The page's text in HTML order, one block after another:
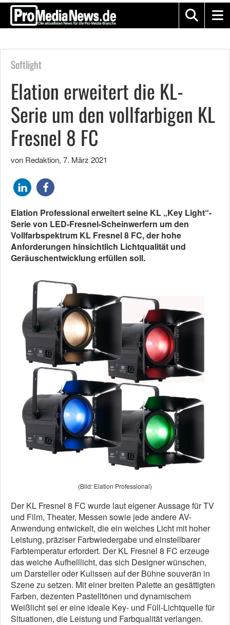
Softlight
Elation erweitert die KL-
Serie um den vollfarbigen KL
Fresnel 8 FC
von Redaktion, 7. März 2021
Elation Professional erweitert seine KL „Key Light“-
Serie von LED-Fresnel-Scheinwerfern um den
Vollfarbspektrum KL Fresnel 8 FC, der hohe
Anforderungen hinsichtlich Lichtqualität und
Geräuschentwicklung erfüllen soll.
(Bild: Elation Professional)
Der KL Fresnel 8 FC wurde laut eigener Aussage für TV
und Film, Theater, Messen sowie jede andere AV-
Anwendung entwickelt, die ein weiches Licht mit hoher
Leistung, präziser Farbwiedergabe und einstellbarer
Farbtemperatur erfordert. Der KL Fresnel 8 FC erzeuge
das weiche Aufhelllicht, das sich Designer wünschen,
um Darsteller oder Kulissen auf der Bühne souverän in
Szene zu setzen. Mit einer breiten Palette an gesättigten
Farben, dezenten Pastelltönen und dynamischem
Weißlicht sei er eine ideale Key- und Füll-Lichtquelle für
Situationen, die Leistung und Farbqualität verlangen.